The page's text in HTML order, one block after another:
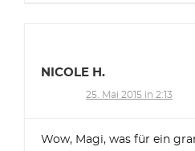
NICOLE H.
25. Mai 2015 in 2:13
Wow, Magi, was für ein